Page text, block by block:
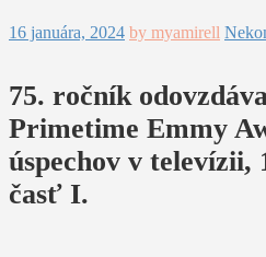
16 januára, 2024 by myamirell
75. ročník
Primetime Emmy
úspechov v televízii,
časť I.